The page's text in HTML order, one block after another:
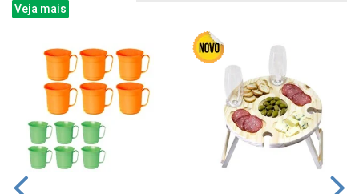
Veja mais